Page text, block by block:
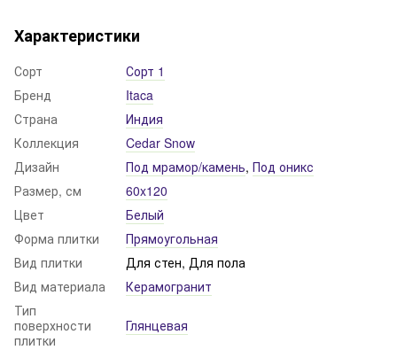
Характеристики
Сорт
Сорт 1
Бренд
Itaca
Страна
Индия
Коллекция
Cedar Snow
Дизайн
Под мрамор/камень, Под оникс
Размер, см
60x120
Цвет
Белый
Форма плитки
Прямоугольная
Вид плитки
Для стен, Для пола
Вид материала
Керамогранит
Тип
поверхности
плитки
Глянцевая